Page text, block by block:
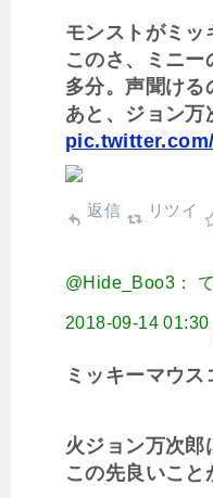
モンストがミッ
このさ、ミニー
多分。声聞ける
あと、ジョン万
返信 リツイ
@Hide_Boo3：
2018-09-14 01:30
ミッキーマウス
火ジョン万次郎
この先良いこと